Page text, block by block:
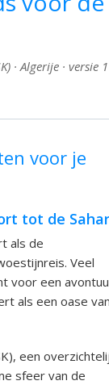
· Algerije · versie 1
voor je
tot de
als de
Veel
voor een
als een oase
een
sfeer van de